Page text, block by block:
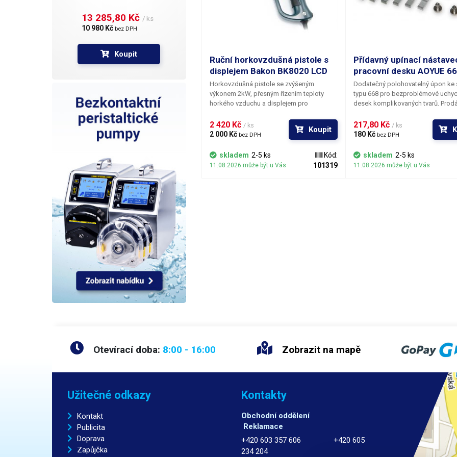
13 285,80 Kč / ks
10 980 Kč bez DPH
Koupit
ústrojí) Maximální rozměr pro
desky do držáku (držák je
Ruční horkovzdušná pistole s
displejem Bakon BK8020 LCD
Horkovzdušná pistole se zvýšeným
výkonem 2kW, přesným řízením teploty
horkého vzduchu a displejem pro
ústí pistole. Příkon topné spirály 2kW
zaručuje rozsah regulace do 630°C při
plném výkonu ventilátoru a průtoku až 500
litrů za minutu. Jedná se o flexibilní hotair
systém použitelný jako opalovací pistole,
svářečka plastů a jako horkovzduch pro
2 420 Kč / ks
2 000 Kč bez DPH
Koupit
skladem 2-5 ks
11.08.2026 může být u Vás
Kód:
101319
Přídavný upínací
pracovní desku AOYUE
Dodatečný polohovatelný úpon ke
typu 668 pro bezproblémové
desek komplikovaných tvarů.
je potřebné pro desky, se kterými
217,80 Kč / ks
180 Kč bez DPH
skladem 2-5 ks
11.08.2026 může být u Vás
Otevírací doba: 8:00 - 16:00 Zobrazit na mapě
Užitečné odkazy
Kontakt
Publicita
Doprava
Zapůjčka
Kontakty
Obchodní oddělení
Reklamace
+420 603 357 606 +420 605
234 204